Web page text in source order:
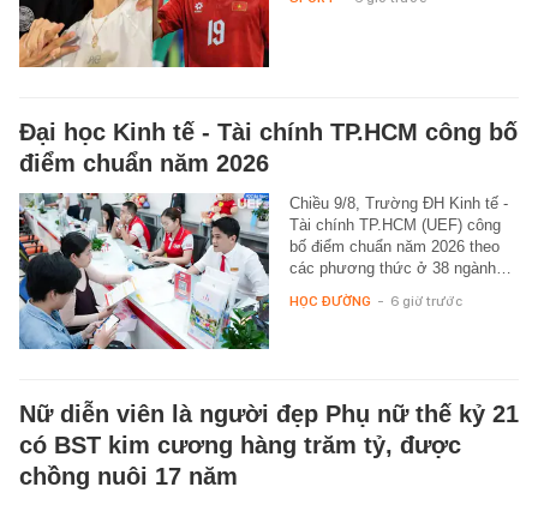
Đại học Kinh tế - Tài chính TP.HCM công bố
điểm chuẩn năm 2026
Chiều 9/8, Trường ĐH Kinh tế -
Tài chính TP.HCM (UEF) công
bố điểm chuẩn năm 2026 theo
các phương thức ở 38 ngành…
HỌC ĐƯỜNG 6 giờ trước
Nữ diễn viên là người đẹp Phụ nữ thế kỷ 21
có BST kim cương hàng trăm tỷ, được
chồng nuôi 17 năm